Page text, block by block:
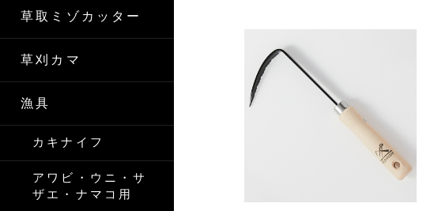
草取ミゾカッター
草刈カマ
漁具
カキナイフ
アワビ・ウニ・サ
ザエ・ナマコ用